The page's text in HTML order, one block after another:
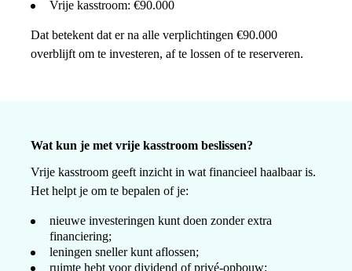
Vrije kasstroom: €90.000
Dat betekent dat er na alle verplichtingen €90.000
overblijft om te investeren, af te lossen of te reserveren.
Wat kun je met vrije kasstroom beslissen?
Vrije kasstroom geeft inzicht in wat financieel haalbaar is.
Het helpt je om te bepalen of je:
nieuwe investeringen kunt doen zonder extra
financiering;
leningen sneller kunt aflossen;
ruimte hebt voor dividend of privé-opbouw;